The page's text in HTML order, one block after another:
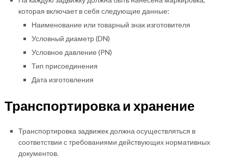
которая включает в себя следующие данные:
Наименование или товарный знак изготовителя
Условный диаметр (DN)
Условное давление (PN)
Тип присоединения
Дата изготовления
Транспортировка и хранение
Транспортировка задвижек должна осуществляться в
соответствии с требованиями действующих нормативных
документов.